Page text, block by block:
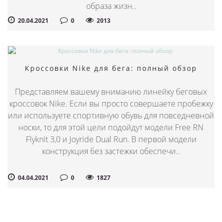
образа жизн..
20.04.2021 0 2013
Кроссовки Nike для бега: полный обзор
Представляем вашему вниманию линейку беговых
кроссовок Nike. Если вы просто совершаете пробежку
или используете спортивную обувь для повседневной
носки, то для этой цели подойдут модели Free RN
Flyknit 3,0 и Joyride Dual Run. В первой модели
конструкция без застежки обеспечи..
04.04.2021 0 1827